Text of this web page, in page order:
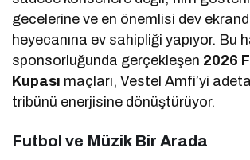
gecelerine ve en önemlisi dev
heyecanına ev sahipliği yapıyor. Bu
sponsorluğunda gerçekleşen 2026
Kupası maçları, Vestel Amfi’yi
tribünü enerjisine dönüştürüyor.
Futbol ve Müzik Bir Arada